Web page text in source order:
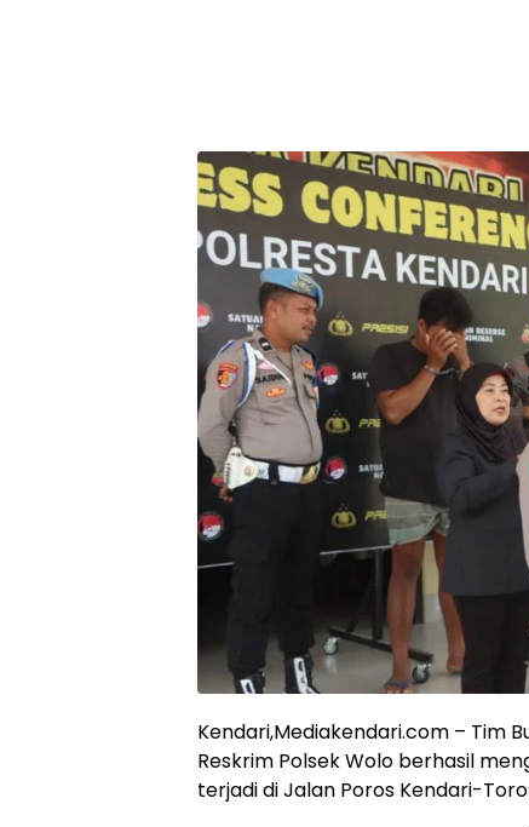
Kendari,Mediakendari.com – Tim
Reskrim Polsek Wolo berhasil
terjadi di Jalan Poros Kendari-